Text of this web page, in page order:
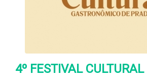
4º FESTIVAL